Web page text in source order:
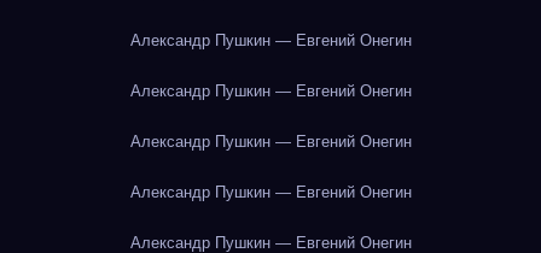
Александр Пушкин — Евгений Онегин
Александр Пушкин — Евгений Онегин
Александр Пушкин — Евгений Онегин
Александр Пушкин — Евгений Онегин
Александр Пушкин — Евгений Онегин